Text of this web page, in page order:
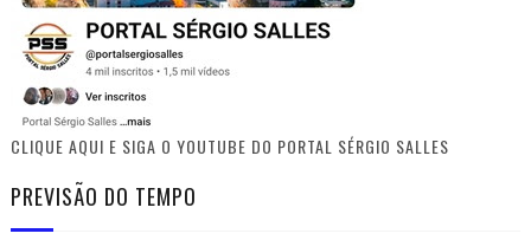
CLIQUE AQUI E SIGA O YOUTUBE DO PORTAL SÉRGIO SALLES
PREVISÃO DO TEMPO